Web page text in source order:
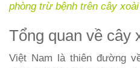
phòng trừ bệnh trên cây xoài
Tổng quan về cây
Việt Nam là thiên đường